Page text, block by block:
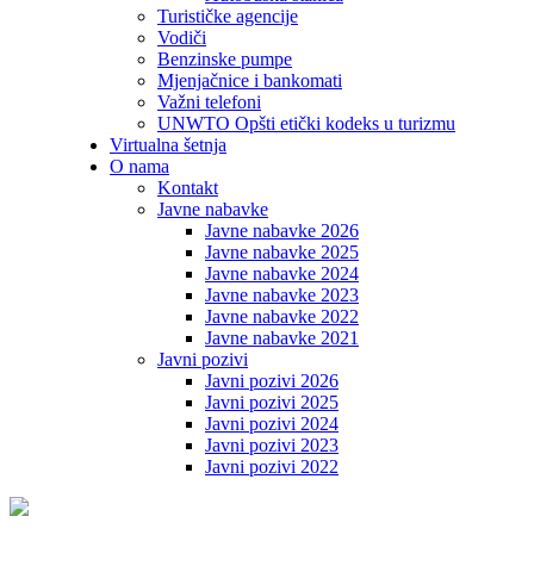
Turističke agencije
Vodiči
Benzinske pumpe
Mjenjačnice i bankomati
Važni telefoni
UNWTO Opšti etički kodeks u turizmu
Virtualna šetnja
O nama
Kontakt
Javne nabavke
Javne nabavke 2026
Javne nabavke 2025
Javne nabavke 2024
Javne nabavke 2023
Javne nabavke 2022
Javne nabavke 2021
Javni pozivi
Javni pozivi 2026
Javni pozivi 2025
Javni pozivi 2024
Javni pozivi 2023
Javni pozivi 2022